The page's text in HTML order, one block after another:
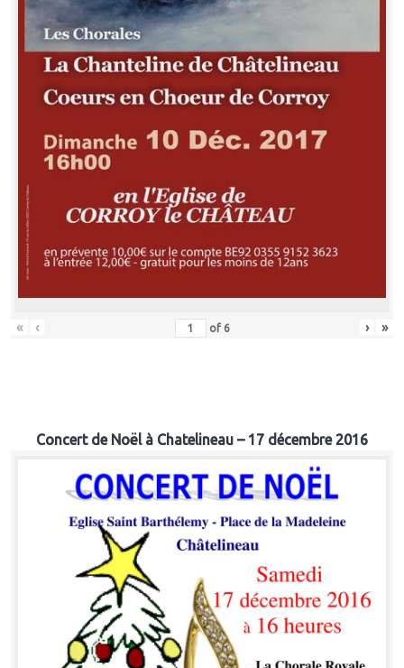
« ‹ of 6 › »
Concert de Noël à Chatelineau – 17 décembre 2016